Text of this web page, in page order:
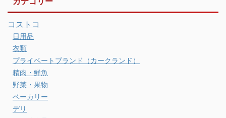
コストコ
日用品
衣類
プライベートブランド（カークランド）
精肉・鮮魚
野菜・果物
ベーカリー
デリ